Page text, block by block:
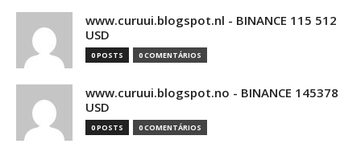
www.curuui.blogspot.nl - BINANCE 115 512
USD
0 POSTS 0 COMENTÁRIOS
www.curuui.blogspot.no - BINANCE 145378
USD
0 POSTS 0 COMENTÁRIOS